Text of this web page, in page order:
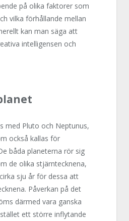
på olika faktorer som
vilka förhållande mellan
kan man säga att
intelligensen och
med Pluto och Neptunus,
också kallas för
båda planeterna rör sig
de olika stjärntecknena,
sju år för dessa att
Påverkan på det
därmed vara ganska
ett större inflytande